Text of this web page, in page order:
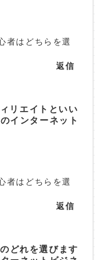
者はどちらを選
返信
リエイトといい
インターネット
者はどちらを選
返信
どれを選びます